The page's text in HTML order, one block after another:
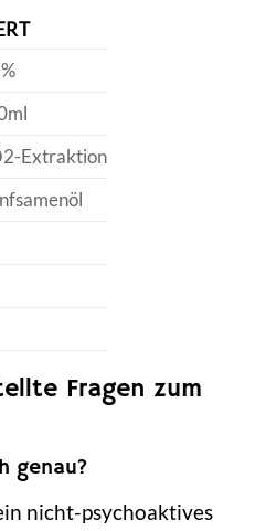
Extraktion
Fragen zum
genau?
nicht-psychoaktives